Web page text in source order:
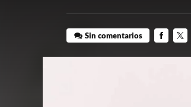
Sin comentarios